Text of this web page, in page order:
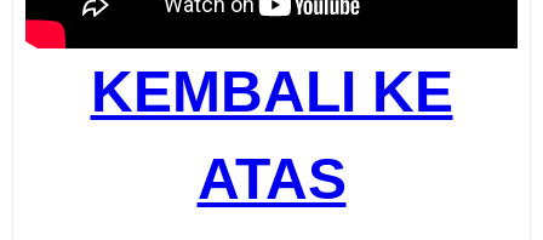
KEMBALI KE
ATAS